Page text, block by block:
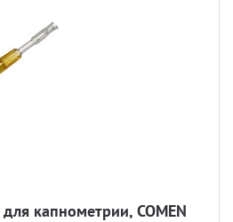
капнометрии, COMEN